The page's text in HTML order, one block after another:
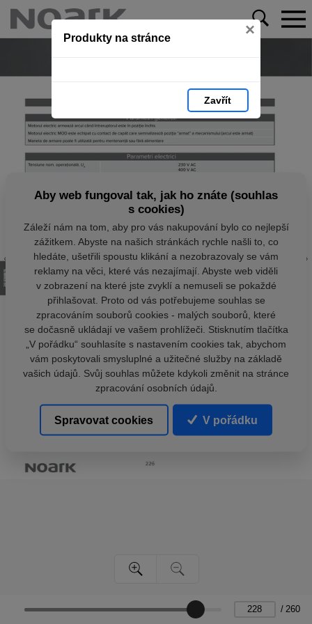
Produkty na stránce ×
Zavřít
/ 260
Aby web fungoval tak, jak ho znáte (souhlas
s cookies)
Záleží nám na tom, aby pro vás nakupování bylo co nejlepší
zážitkem. Abyste na našich stránkách rychle našli to, co
hledáte, ušetřili spoustu klikání a nezobrazovaly se vám
reklamy na věci, které vás nezajímají. Abyste web viděli
v zobrazení na které jste zvyklí a nemuseli se pokaždé
přihlašovat. Proto od vás potřebujeme souhlas se
zpracováním souborů cookies - malých souborů, které
se dočasně ukládají ve vašem prohlížeči. Stisknutím tlačítka
„V pořádku“ souhlasíte s nastavením cookies tak, abychom
vám poskytovali smysluplné a užitečné služby na základě
vašich údajů. Svůj souhlas můžete kdykoli změnit na stránce
zpracování osobních údajů.
Spravovat cookies V pořádku